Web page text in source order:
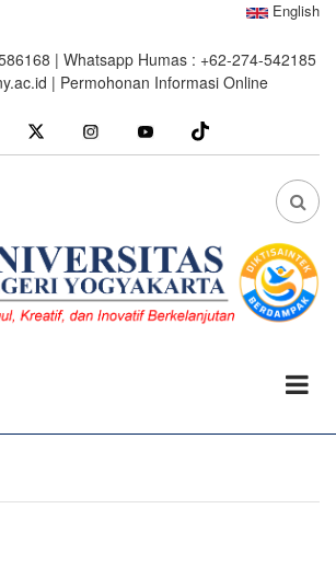
English
| Whatsapp Humas : +62-274-542185
| Permohonan Informasi Online
facebook
Instagram youtube
FA